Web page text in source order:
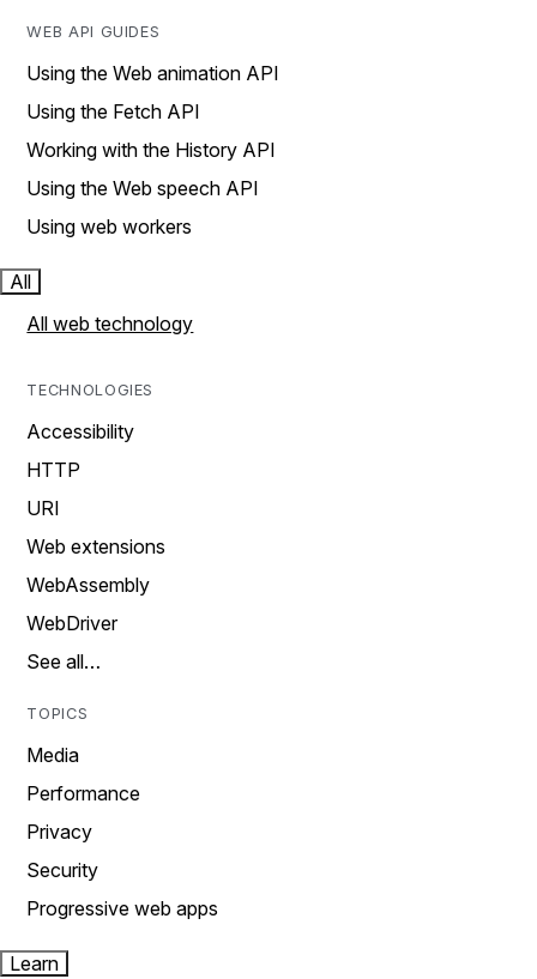
WEB API GUIDES
Using the Web animation API
Using the Fetch API
Working with the History API
Using the Web speech API
Using web workers
All
All web technology
TECHNOLOGIES
Accessibility
HTTP
URI
Web extensions
WebAssembly
WebDriver
See all…
TOPICS
Media
Performance
Privacy
Security
Progressive web apps
Learn